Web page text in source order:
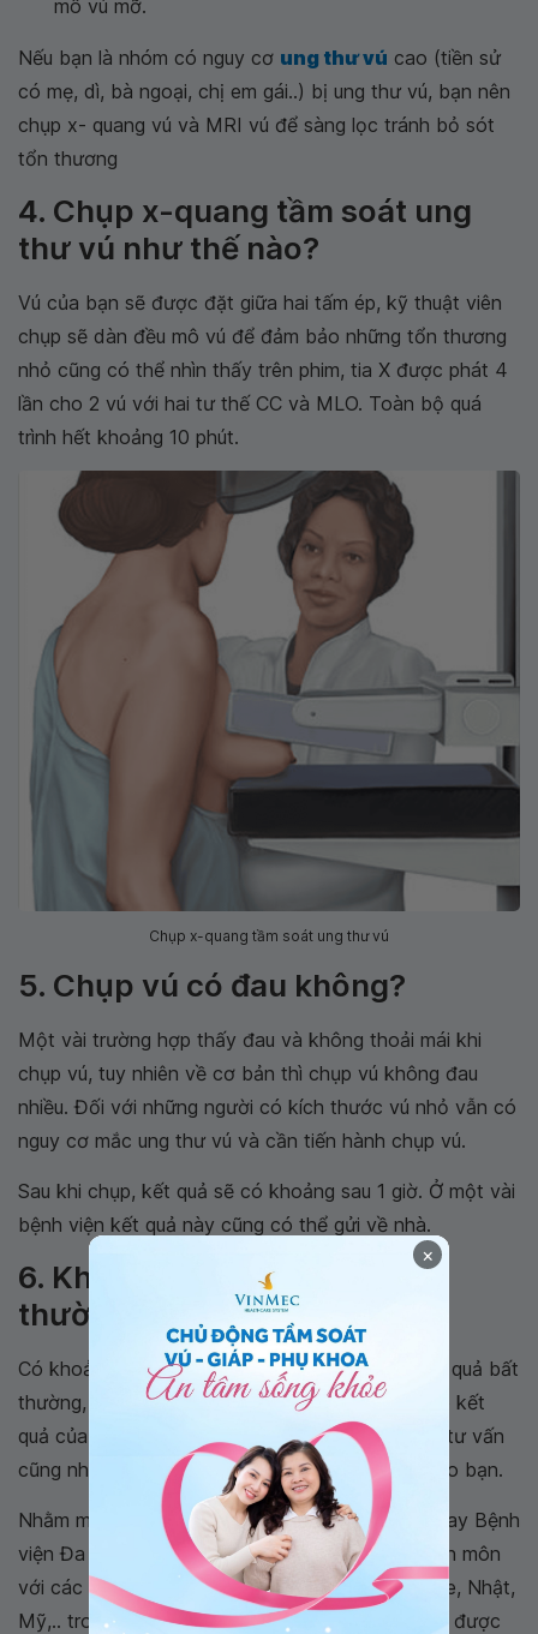
mô vú mỡ.
Nếu bạn là nhóm có nguy cơ ung thư vú cao (tiền sử
có mẹ, dì, bà ngoại, chị em gái..) bị ung thư vú, bạn nên
chụp x- quang vú và MRI vú để sàng lọc tránh bỏ sót
tổn thương
4. Chụp x-quang tầm soát ung
thư vú như thế nào?
Vú của bạn sẽ được đặt giữa hai tấm ép, kỹ thuật viên
chụp sẽ dàn đều mô vú để đảm bảo những tổn thương
nhỏ cũng có thể nhìn thấy trên phim, tia X được phát 4
lần cho 2 vú với hai tư thế CC và MLO. Toàn bộ quá
trình hết khoảng 10 phút.
Chụp x-quang tầm soát ung thư vú
5. Chụp vú có đau không?
Một vài trường hợp thấy đau và không thoải mái khi
chụp vú, tuy nhiên về cơ bản thì chụp vú không đau
nhiều. Đối với những người có kích thước vú nhỏ vẫn có
nguy cơ mắc ung thư vú và cần tiến hành chụp vú.
Sau khi chụp, kết quả sẽ có khoảng sau 1 giờ. Ở một vài
bệnh viện kết quả này cũng có thể gửi về nhà.
6. Khi kết quả chụp vú bất
thường nên làm gì?
Có khoảng 5% phụ nữsàng lọc ung thư
có kết quả bất
thường, chỉ một số ít trong đó bị ung thư. Khi có kết
quả của từng bệnh nhân, bác sĩ sẽ đọc phim và tư vấn
cũng như hỗ trợ về hướng giải quyết tốt nhất cho bạn.
Nhằm mang đến chất lượng y tế tốt nhất, hiện nay Bệnh
viện Đa khoa Quốc tế Vinmec đã hợp tác chuyên môn
với các bệnh viện trong nước, quốc tế: Singapore, Nhật,
Mỹ,.. trong việc điều trị và chăm sóc người bệnh được
×